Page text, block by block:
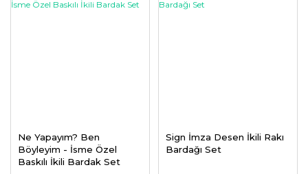
Ne Yapayım? Ben
Böyleyim - İsme Özel
Baskılı İkili Bardak Set
Sign İmza Desen İkili Rakı
Bardağı Set